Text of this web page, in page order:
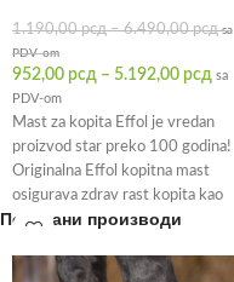
1.190,00рсд – 6.490,00рсд sa
PDV-om
952,00 рсд – 5.192,00 рсд sa
PDV-om
Mast za kopita Effol je vredan
proizvod star preko 100 godina!
Originalna Effol kopitna mast
osigurava zdrav rast kopita kao
Повезани производи